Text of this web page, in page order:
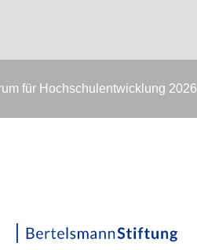
für Hochschulentwicklung 2026